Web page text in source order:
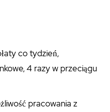
co tydzień,
4 razy w przeciągu
pracowania z